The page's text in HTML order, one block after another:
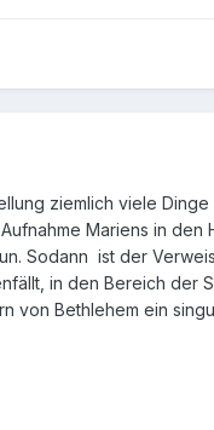
ziemlich viele
Mariens in
Sodann ist der
in den Bereich der
von Bethlehem ein